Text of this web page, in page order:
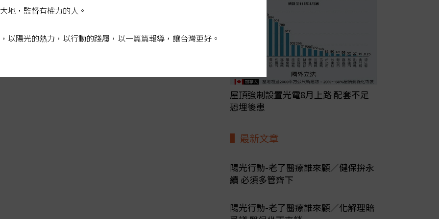
屋頂強制設置光電8月上路 配套不足
恐埋後患
最新文章
陽光行動-老了醫療誰來顧／健保拚永
續 必須多管齊下
陽光行動-老了醫療誰來顧／化解理賠
地，監督有權力的人。
以陽光的熱力，以行動的踐履，以一篇篇報導，讓台灣更好。